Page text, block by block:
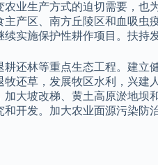
农业生产方式的迫切需要，
产区、南方丘陵区和血吸
实施保护性耕作项目。扶持
耕还林等重点生态工程。建
还草，发展牧区水利，兴
大坡改梯、黄土高原淤地
开发。加大农业面源污染